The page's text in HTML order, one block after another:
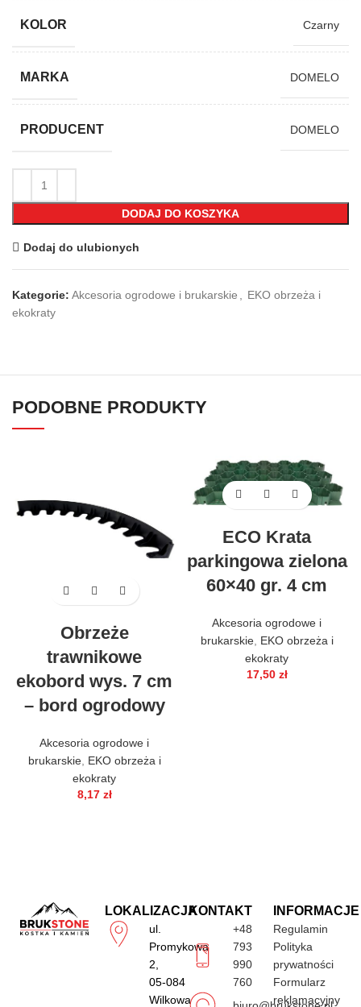
KOLOR Czarny
MARKA DOMELO
PRODUCENT DOMELO
DODAJ DO KOSZYKA
Dodaj do ulubionych
Kategorie: Akcesoria ogrodowe i brukarskie , EKO obrzeża i
ekokraty
PODOBNE PRODUKTY
Obrzeże
trawnikowe
ekobord wys. 7 cm
– bord ogrodowy
Akcesoria ogrodowe i
brukarskie, EKO obrzeża i
ekokraty
8,17 zł
ECO Krata
parkingowa zielona
60×40 gr. 4 cm
Akcesoria ogrodowe i
brukarskie, EKO obrzeża i
ekokraty
17,50 zł
LOKALIZACJA
ul.
Promykowa
2,
05-084
Wilkowa
KONTAKT
+48
793
990
760
INFORMACJE
Regulamin
Polityka
prywatności
Formularz
reklamacyjny